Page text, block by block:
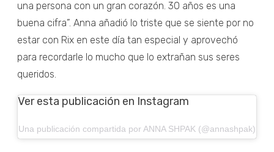
una persona con un gran corazón. 30 años es una
buena cifra”. Anna añadió lo triste que se siente por no
estar con Rix en este día tan especial y aprovechó
para recordarle lo mucho que lo extrañan sus seres
queridos.
Ver esta publicación en Instagram
Una publicación compartida por ANNA SHPAK (@annashpak)